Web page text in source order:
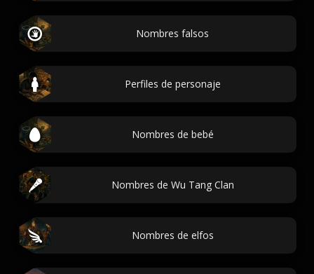
Nombres falsos
Perfiles de personaje
Nombres de bebé
Nombres de Wu Tang Clan
Nombres de elfos